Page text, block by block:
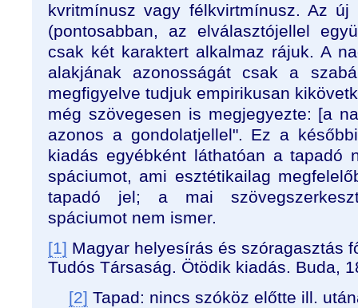
kvritmínusz vagy félkvirtmínusz. Az új
(pontosabban, az elválasztójellel
csak két karaktert alkalmaz rájuk. A
alakjának azonosságát csak a
megfigyelve tudjuk empirikusan
még szövegesen is megjegyezte: [a
azonos a gondolatjellel". Ez a
kiadás egyébként láthatóan a tapadó
spáciumot, ami esztétikailag
tapadó jel; a mai
spáciumot nem ismer.
[1] Magyar helyesírás és szóragasztás
Tudós Társaság. Ötödik kiadás. Buda,
[2] Tapad: nincs szóköz előtte ill.